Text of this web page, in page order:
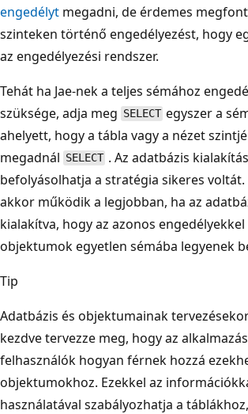
engedélyt megadni, de érdemes
szinteken történő engedélyezést, hogy
az engedélyezési rendszer.
Tehát ha Jae-nek a teljes sémához
szüksége, adja meg SELECT egyszer a
ahelyett, hogy a tábla vagy a nézet
megadnál SELECT . Az adatbázis
befolyásolhatja a stratégia sikeres voltát.
akkor működik a legjobban, ha az
kialakítva, hogy az azonos
objektumok egyetlen sémába legyenek
Tip
Adatbázis és objektumainak
kezdve tervezze meg, hogy az
felhasználók hogyan férnek hozzá
objektumokhoz. Ezekkel az
használatával szabályozhatja a